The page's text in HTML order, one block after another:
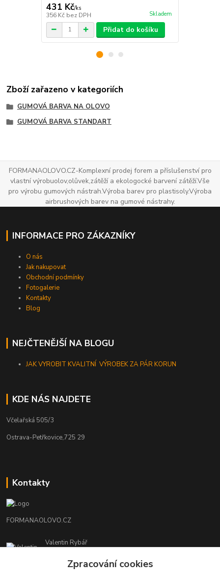
431 Kč/ks
356 Kč bez DPH Skladem
Přidat do košíku
Zboží zařazeno v kategoriích
GUMOVÁ BARVA NA OLOVO
GUMOVÁ BARVA STANDART
FORMANAOLOVO.CZ-Komplexní prodej forem a příslušenství pro
vlastní výrobuolov,olůvek,zátěží a ekologocké barvení zátěží.Vše
pro výrobu gumových nástrah.Výroba barev pro plastisoly.Výroba
airbrushových barev na gumové nástrahy.
INFORMACE PRO ZÁKAZNÍKY
O nás
Jak nakupovat
Obchodní podmínky
Fotogalerie
Kontakty
Blog
NEJČTENĚJŠÍ NA BLOGU
JAK VYROBIT KVALITNÍ VÝROBEK ZA PÁR KORUN
KDE NÁS NAJDETE
Včelařská 505/3
Ostrava-Petřkovice,725 29
Kontakty
FORMANAOLOVO.CZ
Valentin Rybář
(Po-Pá, 7-12 15-22 hod.)
Zpracování cookies